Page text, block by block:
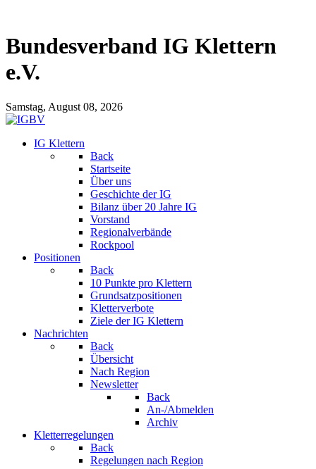
Bundesverband IG Klettern
e.V.
Samstag, August 08, 2026
IG Klettern
Back
Startseite
Über uns
Geschichte der IG
Bilanz über 20 Jahre IG
Vorstand
Regionalverbände
Rockpool
Positionen
Back
10 Punkte pro Klettern
Grundsatzpositionen
Kletterverbote
Ziele der IG Klettern
Nachrichten
Back
Übersicht
Nach Region
Newsletter
Back
An-/Abmelden
Archiv
Kletterregelungen
Back
Regelungen nach Region